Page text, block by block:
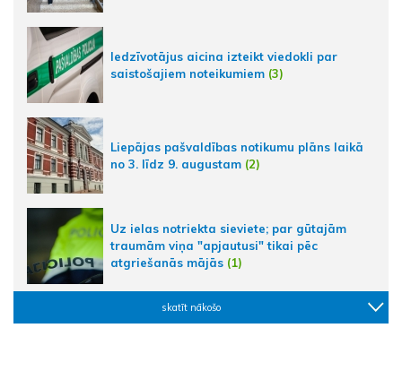
Iedzīvotājus aicina izteikt viedokli par
saistošajiem noteikumiem (3)
Liepājas pašvaldības notikumu plāns laikā
no 3. līdz 9. augustam (2)
Uz ielas notriekta sieviete; par gūtajām
traumām viņa "apjautusi" tikai pēc
atgriešanās mājās (1)
skatīt nākošo